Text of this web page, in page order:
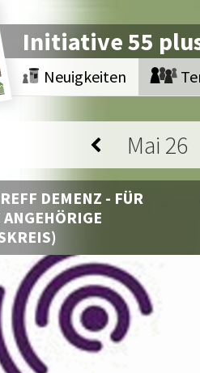
Initiative 55
Neuigkeiten
Mai 26
DEMENZ - FÜR